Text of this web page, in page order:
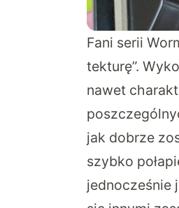
Fani serii
tekturę”.
nawet
jak dobrze
szybko
jednocześnie